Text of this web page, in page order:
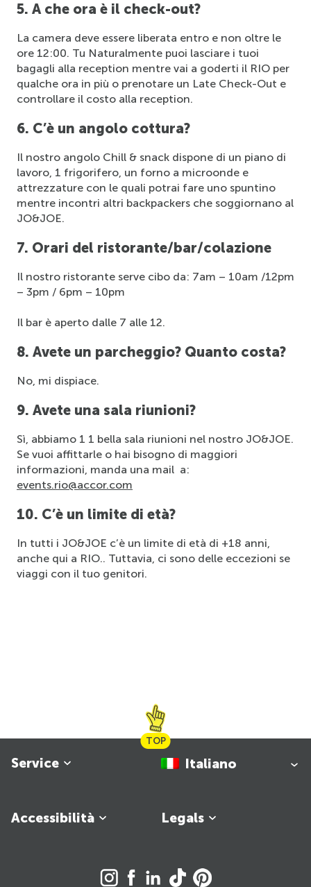
5. A che ora è il check-out?
La camera deve essere liberata entro e non oltre le
ore 12:00. Tu Naturalmente puoi lasciare i tuoi
bagagli alla reception mentre vai a goderti il RIO
qualche ora in più o prenotare un Late Check-Out e
controllare il costo alla reception.
6. C’è un angolo cottura?
Il nostro angolo Chill & snack dispone di un piano di
lavoro, 1 frigorifero, un forno a microonde e
attrezzature con le quali potrai fare uno spuntino
mentre incontri altri backpackers che soggiornano al
JO&JOE.
7. Orari del ristorante/bar/colazione
Il nostro ristorante serve cibo da: 7am – 10am /12pm
– 3pm / 6pm – 10pm
Il bar è aperto dalle 7 alle 12.
8. Avete un parcheggio? Quanto costa?
No, mi dispiace.
9. Avete una sala riunioni?
Sì, abbiamo 1 1 bella sala riunioni nel nostro JO&JOE.
Se vuoi affittarle o hai bisogno di maggiori
informazioni, manda una mail a:
events.rio@accor.com
10. C’è un limite di età?
In tutti i JO&JOE c’è un limite di età di +18 anni,
anche qui a RIO.. Tuttavia, ci sono delle eccezioni se
viaggi con il tuo genitori.
TOP
Service
Legals
Accessibilità
Italiano